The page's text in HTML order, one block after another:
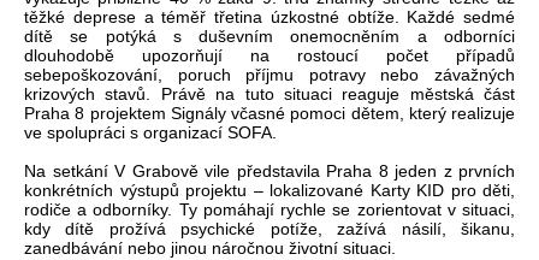
těžké deprese a téměř třetina úzkostné obtíže. Každé sedmé
dítě se potýká s duševním onemocněním a odborníci
dlouhodobě upozorňují na rostoucí počet případů
sebepoškozování, poruch příjmu potravy nebo závažných
krizových stavů. Právě na tuto situaci reaguje městská část
Praha 8 projektem Signály včasné pomoci dětem, který realizuje
ve spolupráci s organizací SOFA.
Na setkání V Grabově vile představila Praha 8 jeden z prvních
konkrétních výstupů projektu – lokalizované Karty KID pro děti,
rodiče a odborníky. Ty pomáhají rychle se zorientovat v situaci,
kdy dítě prožívá psychické potíže, zažívá násilí, šikanu,
zanedbávání nebo jinou náročnou životní situaci.